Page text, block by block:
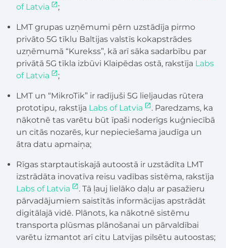
of Latvia
;
LMT grupas uzņēmumi pērn uzstādīja pirmo
privāto 5G tīklu Baltijas valstīs kokapstrādes
uzņēmumā “Kurekss”, kā arī sāka sadarbību par
privātā 5G tīkla izbūvi Klaipēdas ostā, rakstīja Labs
of Latvia
;
LMT un “MikroTik” ir radījuši 5G lieljaudas rūtera
prototipu, rakstīja Labs of Latvia
. Paredzams, ka
nākotnē tas varētu būt īpaši noderīgs kuģniecībā
un citās nozarēs, kur nepieciešama jaudīga un
ātra datu apmaiņa;
Rīgas starptautiskajā autoostā ir uzstādīta LMT
izstrādāta inovatīva reisu vadības sistēma, rakstīja
Labs of Latvia
. Tā ļauj lielāko daļu ar pasažieru
pārvadājumiem saistītās informācijas apstrādāt
digitālajā vidē. Plānots, ka nākotnē sistēmu
transporta plūsmas plānošanai un pārvaldībai
varētu izmantot arī citu Latvijas pilsētu autoostas;